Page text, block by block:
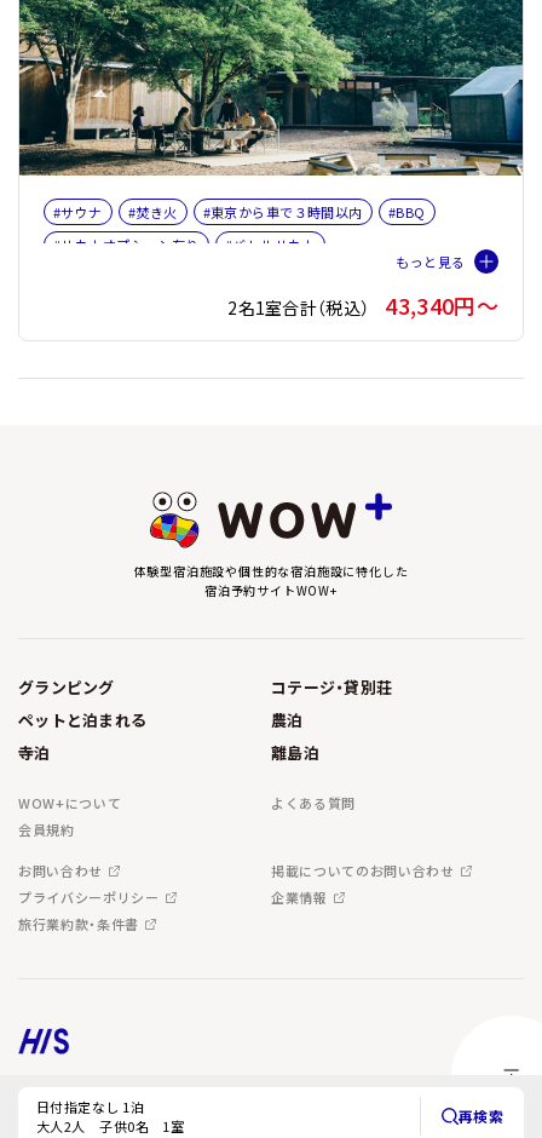
日付指定なし 1泊
大人2人 子供0名 1室
再検索
#サウナ #焚き火 #東京から車で３時間以内
#BBQ
#サウナオプション有り
#バレルサウナ
2名1室合計（税込） 43,340円〜
体験型宿泊施設や個性的な宿泊施設に特化した
宿泊予約サイトWOW+
グランピング
コテージ・貸別荘
ペットと泊まれる
農泊
寺泊
離島泊
WOW+について
よくある質問
会員規約
お問い合わせ
掲載についてのお問い合わせ
プライバシーポリシー
企業情報
旅行業約款・条件書